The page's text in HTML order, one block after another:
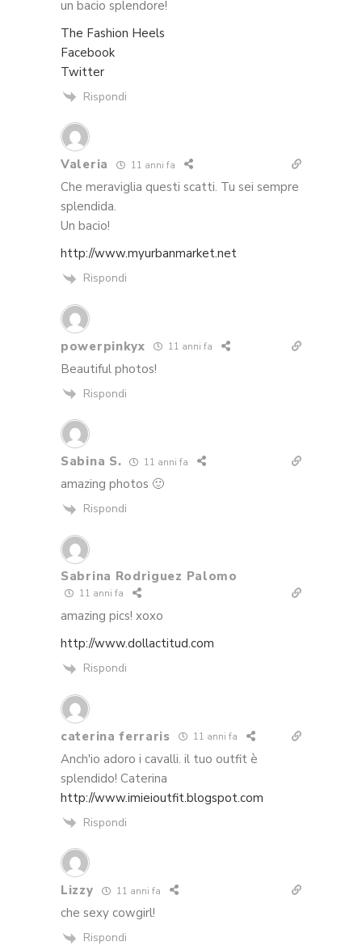
un bacio splendore!
The Fashion Heels
Facebook
Twitter
Rispondi
Valeria 11 anni fa
Che meraviglia questi scatti. Tu sei sempre
splendida.
Un bacio!
http://www.myurbanmarket.net
Rispondi
powerpinkyx 11 anni fa
Beautiful photos!
Rispondi
Sabina S. 11 anni fa
amazing photos 🙂
Rispondi
Sabrina Rodriguez Palomo
11 anni fa
amazing pics! xoxo
http://www.dollactitud.com
Rispondi
caterina ferraris 11 anni fa
Anch'io adoro i cavalli. il tuo outfit è
splendido! Caterina
http://www.imieioutfit.blogspot.com
Rispondi
Lizzy 11 anni fa
che sexy cowgirl!
Rispondi